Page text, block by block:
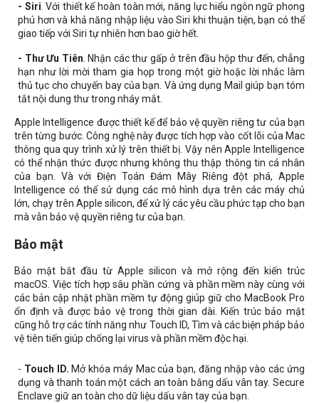
- Siri. Với thiết kế hoàn toàn mới, năng lực hiểu ngôn ngữ phong
phú hơn và khả năng nhập liệu vào Siri khi thuận tiện, bạn có thể
giao tiếp với Siri tự nhiên hơn bao giờ hết.
- Thư Ưu Tiên. Nhận các thư gấp ở trên đầu hộp thư đến, chẳng
hạn như lời mời tham gia họp trong một giờ hoặc lời nhắc làm
thủ tục cho chuyến bay của bạn. Và ứng dụng Mail giúp bạn tóm
tắt nội dung thư trong nháy mắt.
Apple Intelligence được thiết kế để bảo vệ quyền riêng tư của bạn
trên từng bước. Công nghệ này được tích hợp vào cốt lõi của Mac
thông qua quy trình xử lý trên thiết bị. Vậy nên Apple Intelligence
có thể nhận thức được nhưng không thu thập thông tin cá nhân
của bạn. Và với Điện Toán Đám Mây Riêng đột phá, Apple
Intelligence có thể sử dụng các mô hình dựa trên các máy chủ
lớn, chạy trên Apple silicon, để xử lý các yêu cầu phức tạp cho bạn
mà vẫn bảo vệ quyền riêng tư của bạn.
Bảo mật
Bảo mật bắt đầu từ Apple silicon và mở rộng đến kiến trúc
macOS. Việc tích hợp sâu phần cứng và phần mềm này cùng với
các bản cập nhật phần mềm tự động giúp giữ cho MacBook Pro
ổn định và được bảo vệ trong thời gian dài. Kiến trúc bảo mật
cũng hỗ trợ các tính năng như Touch ID, Tìm và các biện pháp bảo
vệ tiên tiến giúp chống lại virus và phần mềm độc hại.
- Touch ID. Mở khóa máy Mac của bạn, đăng nhập vào các ứng
dụng và thanh toán một cách an toàn bằng dấu vân tay. Secure
Enclave giữ an toàn cho dữ liệu dấu vân tay của bạn.